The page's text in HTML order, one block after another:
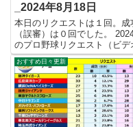
_2024年8月18日
本日のリクエストは１回。成
（誤審）は０回でした。
のプロ野球リクエスト（ビデ
定）成績を記録集計していま
今シーズンのリクエスト成功
これで23.2%。リクエスト数
回、成功100回、失敗331回
りました。 【リク...
おすすめ日々更新